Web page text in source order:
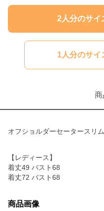
2人分のサイ
1人分のサイ
商
オフショルダーセータースリ
【レディース】
着丈49 バスト68
着丈72 バスト68
商品画像